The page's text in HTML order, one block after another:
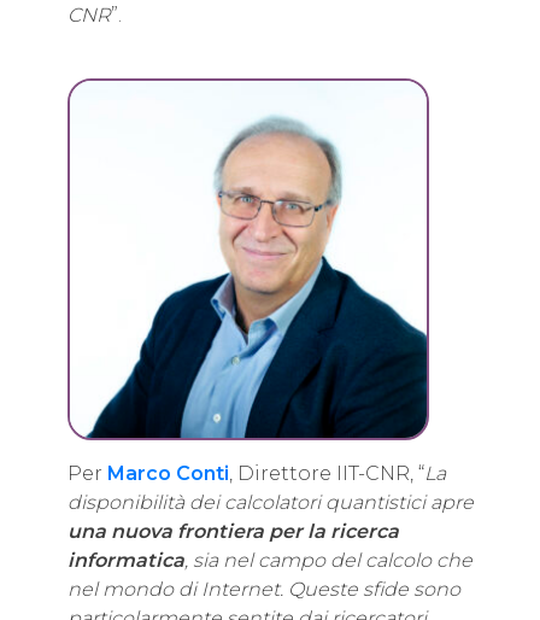
CNR”.
Per Marco Conti, Direttore IIT-CNR, “La
disponibilità dei calcolatori quantistici apre
una nuova frontiera per la ricerca
informatica, sia nel campo del calcolo che
nel mondo di Internet. Queste sfide sono